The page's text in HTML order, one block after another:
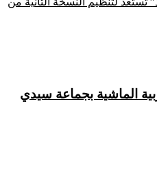
الماشية بجماعة سيدي